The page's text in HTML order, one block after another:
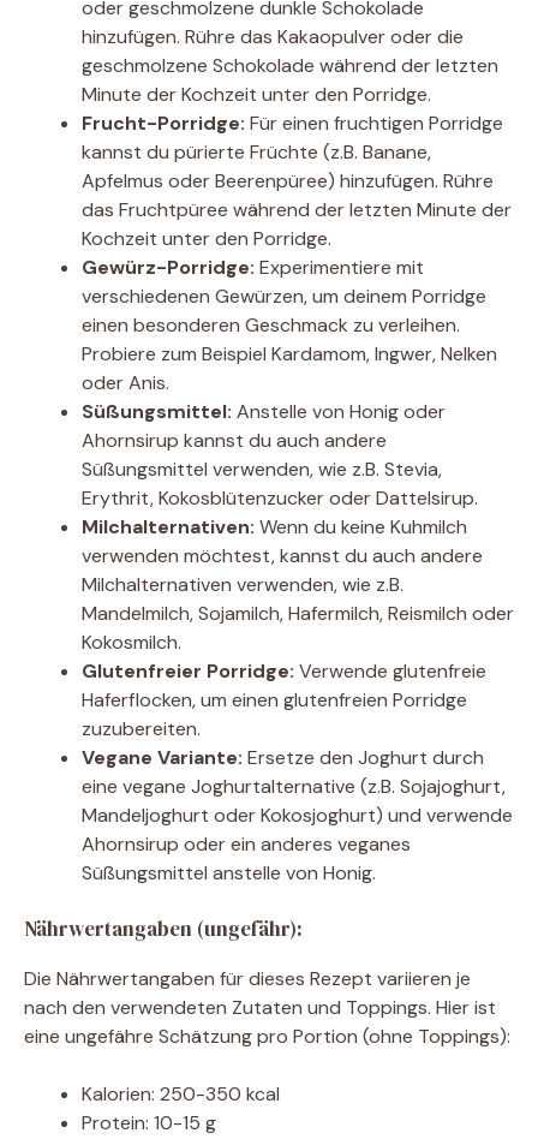
oder geschmolzene dunkle Schokolade
hinzufügen. Rühre das Kakaopulver oder die
geschmolzene Schokolade während der letzten
Minute der Kochzeit unter den Porridge.
Frucht-Porridge: Für einen fruchtigen Porridge
kannst du pürierte Früchte (z.B. Banane,
Apfelmus oder Beerenpüree) hinzufügen. Rühre
das Fruchtpüree während der letzten Minute der
Kochzeit unter den Porridge.
Gewürz-Porridge: Experimentiere mit
verschiedenen Gewürzen, um deinem Porridge
einen besonderen Geschmack zu verleihen.
Probiere zum Beispiel Kardamom, Ingwer, Nelken
oder Anis.
Süßungsmittel: Anstelle von Honig oder
Ahornsirup kannst du auch andere
Süßungsmittel verwenden, wie z.B. Stevia,
Erythrit, Kokosblütenzucker oder Dattelsirup.
Milchalternativen: Wenn du keine Kuhmilch
verwenden möchtest, kannst du auch andere
Milchalternativen verwenden, wie z.B.
Mandelmilch, Sojamilch, Hafermilch, Reismilch oder
Kokosmilch.
Glutenfreier Porridge: Verwende glutenfreie
Haferflocken, um einen glutenfreien Porridge
zuzubereiten.
Vegane Variante: Ersetze den Joghurt durch
eine vegane Joghurtalternative (z.B. Sojajoghurt,
Mandeljoghurt oder Kokosjoghurt) und verwende
Ahornsirup oder ein anderes veganes
Süßungsmittel anstelle von Honig.
Nährwertangaben (ungefähr):
Die Nährwertangaben für dieses Rezept variieren je
nach den verwendeten Zutaten und Toppings. Hier ist
eine ungefähre Schätzung pro Portion (ohne Toppings):
Kalorien: 250-350 kcal
Protein: 10-15 g